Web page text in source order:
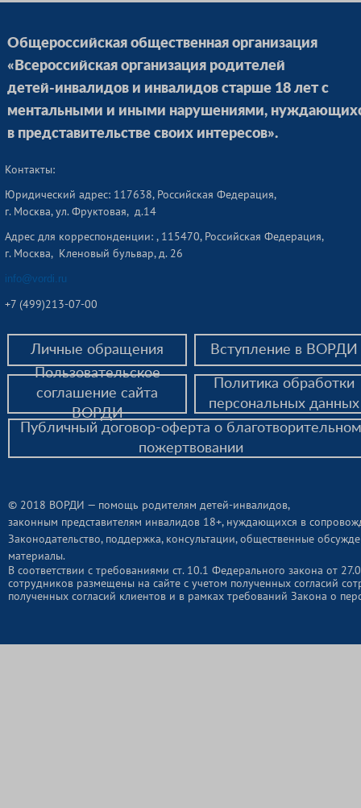
Общероссийская общественная организация
«Всероссийская организация родителей
детей-инвалидов и инвалидов старше 18 лет с
ментальными и иными нарушениями,
в представительстве своих интересов».
Контакты:
Юридический адрес: 117638, Российская Федерация,
г. Москва, ул. Фруктовая, д.14
Адрес для корреспонденции: , 115470, Российская Федерация,
г. Москва, Кленовый бульвар, д. 26
info@vordi.ru
+7 (499)213-07-00
Личные обращения
Вступление в ВОРДИ
Пользовательское
соглашение сайта
ВОРДИ
© 2018 ВОРДИ — помощь родителям детей-инвалидов,
законным представителям инвалидов 18+, нуждающихся в
Законодательство, поддержка, консультации, общественные
материалы.
Политика обработки
персональных данных
Публичный договор-оферта о благотворительном
пожертвовании
В соответствии с требованиями ст. 10.1 Федерального закона от
сотрудников размещены на сайте с учетом полученных согласий
полученных согласий клиентов и в рамках требований Закона о